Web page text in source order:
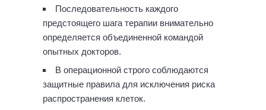
Последовательность каждого
предстоящего шага терапии внимательно
определяется объединенной командой
опытных докторов.
В операционной строго соблюдаются
защитные правила для исключения риска
распространения клеток.